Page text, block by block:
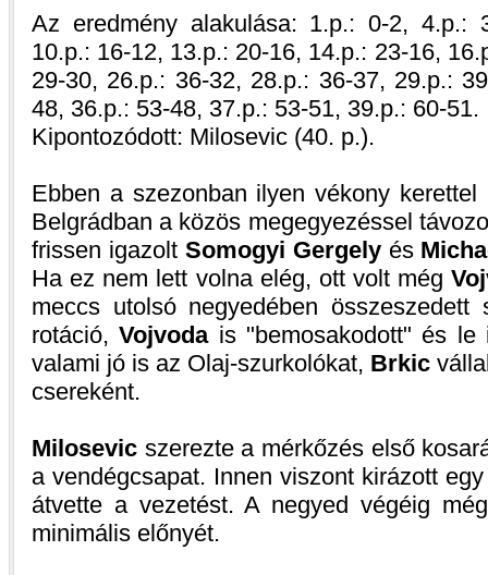
Az eredmény alakulása: 1.p.: 0-2, 4.p.:
10.p.: 16-12, 13.p.: 20-16, 14.p.: 23-16,
29-30, 26.p.: 36-32, 28.p.: 36-37, 29.p.:
48, 36.p.: 53-48, 37.p.: 53-51, 39.p.: 60-51.
Kipontozódott: Milosevic (40. p.).
Ebben a szezonban ilyen vékony
Belgrádban a közös megegyezéssel
frissen igazolt Somogyi Gergelyés
Ha ez nem lett volna elég, ott volt még
meccs utolsó negyedében
rotáció,Vojvodais "bemosakodott" és le
valami jó is az Olaj-szurkolókat, Brkic
csereként.
Milosevic szerezte a mérkőzés első
a vendégcsapat. Innen viszont kirázott
átvette a vezetést. A negyed végéig
minimális előnyét.